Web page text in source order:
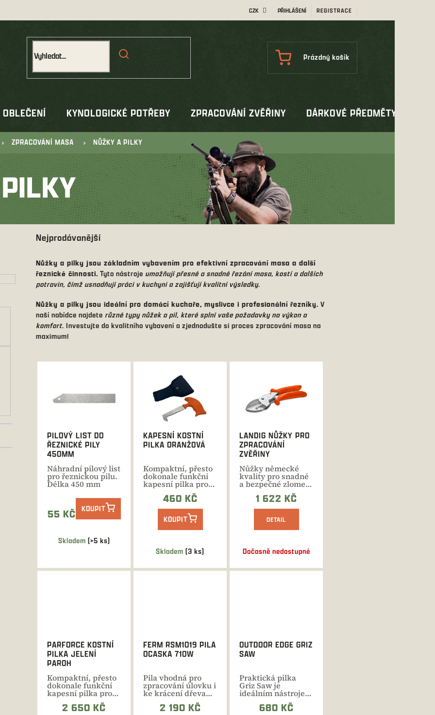
CZK PŘIHLÁŠENÍ REGISTRACE
NÁKUPNÍ
Prázdný košík
OBLEČENÍ KYNOLOGICKÉ POTŘEBY ZPRACOVÁNÍ ZVĚŘINY DÁRKOVÉ PŘEDMĚTY
ZPRACOVÁNÍ MASA NŮŽKY A PILKY
Nejprodávanější
Nůžky a pilky jsou základním vybavením pro efektivní zpracování masa a další
řeznické činnosti. Tyto nástroje umožňují přesné a snadné řezání masa, kostí a dalších
potravin, čímž usnadňují práci v kuchyni a zajišťují kvalitní výsledky.
Nůžky a pilky jsou ideální pro domácí kuchaře, myslivce i profesionální řezníky. V
naší nabídce najdete různé typy nůžek a pil, které splní vaše požadavky na výkon a
komfort. Investujte do kvalitního vybavení a zjednodušte si proces zpracování masa na
maximum!
V
Skladem (>5 ks)
PILOVÝ LIST DO
ŘEZNICKÉ PILY
450MM
Náhradní pilový list
pro řeznickou pilu.
Délka 450 mm
55 KČ KOUPIT
Skladem(3 ks)
KAPESNÍ KOSTNÍ
PILKA ORANŽOVÁ
Kompaktní, přesto
dokonale funkční
kapesní pilka pro
přerušení zámku
nebo...460 KČ
KOUPIT
Dočasně nedostupné
LANDIG NŮŽKY PRO
ZPRACOVÁNÍ
ZVĚŘINY
Nůžky německé
kvality pro snadné
a bezpečné zlomení
švu zámku a
rozbourání...
1 622 KČ
DETAIL
PARFORCE KOSTNÍ
PILKA JELENÍ
PAROH
Kompaktní, přesto
dokonale funkční
kapesní pilka pro
přerušení zámku
nebo...2 650 KČ
FERM RSM1019 PILA
OCASKA 710W
Pila vhodná pro
zpracování úlovku i
ke krácení dřeva
nebo ořezávání
větví...2 190 KČ
OUTDOOR EDGE GRIZ
SAW
Praktická pilka
Griz Saw je
ideálním nástrojem
pro řezání a úpravu
kostí,...680 KČ